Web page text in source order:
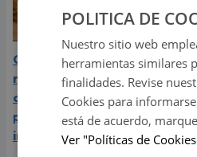
Carín León atraviesa el
mejor momento de su
carrera y llega a Lima en
plena consagración
internacional
POLITICA DE
Nuestro sitio web
herramientas similares
finalidades. Revise
Cookies para
está de acuerdo,
Ver "Políticas de